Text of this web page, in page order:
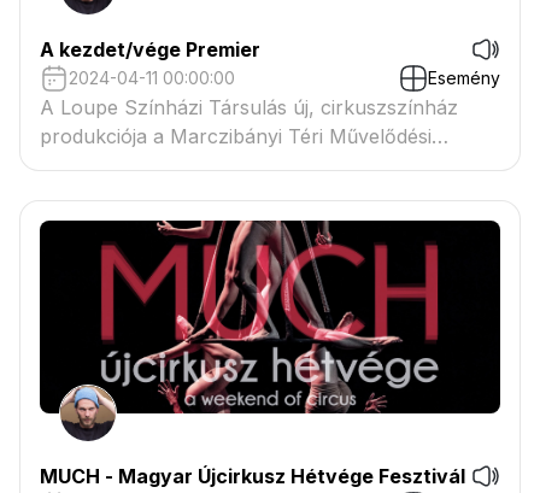
A kezdet/vége Premier
2024-04-11 00:00:00 Esemény
A Loupe Színházi Társulás új, cirkuszszínház
produkciója a Marczibányi Téri Művelődési
Központban
MUCH - Magyar Újcirkusz Hétvége Fesztivál